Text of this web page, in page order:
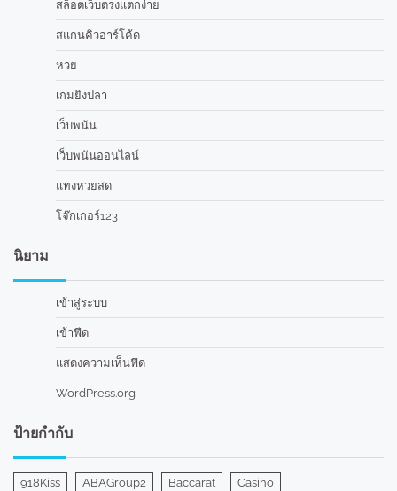
สล็อตเว็บตรงแตกง่าย
สแกนคิวอาร์โค้ด
หวย
เกมยิงปลา
เว็บพนัน
เว็บพนันออนไลน์
แทงหวยสด
โจ๊กเกอร์123
นิยาม
เข้าสู่ระบบ
เข้าฟีด
แสดงความเห็นฟีด
WordPress.org
ป้ายกำกับ
918Kiss ABAGroup2 Baccarat
Casino